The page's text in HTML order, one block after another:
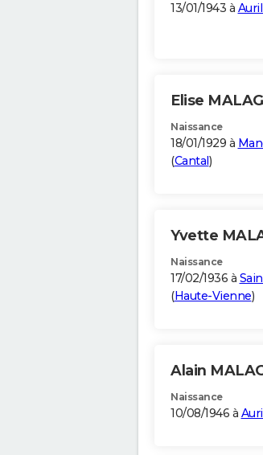
13/01/1943 à
Elise
Naissance
18/01/1929 à
(Cantal)
Yvette
Naissance
17/02/1936 à
(Haute-Vienne)
Alain
Naissance
10/08/1946 à